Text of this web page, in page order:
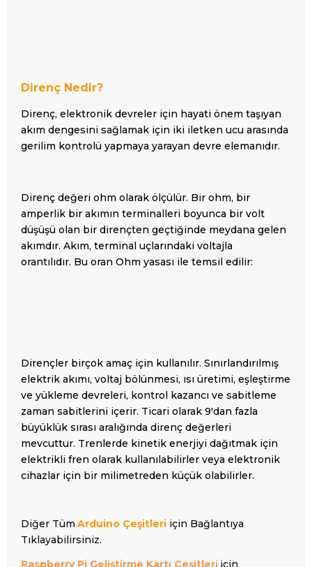
Direnç Nedir?
Direnç, elektronik devreler için hayati önem taşıyan
akım dengesini sağlamak için iki iletken ucu arasında
gerilim kontrolü yapmaya yarayan devre elemanıdır.
Direnç değeri ohm olarak ölçülür. Bir ohm, bir
amperlik bir akımın terminalleri boyunca bir volt
düşüşü olan bir dirençten geçtiğinde meydana gelen
akımdır. Akım, terminal uçlarındaki voltajla
orantılıdır. Bu oran Ohm yasası ile temsil edilir:
Dirençler birçok amaç için kullanılır. Sınırlandırılmış
elektrik akımı, voltaj bölünmesi, ısı üretimi, eşleştirme
ve yükleme devreleri, kontrol kazancı ve sabitleme
zaman sabitlerini içerir. Ticari olarak 9'dan fazla
büyüklük sırası aralığında direnç değerleri
mevcuttur. Trenlerde kinetik enerjiyi dağıtmak için
elektrikli fren olarak kullanılabilirler veya elektronik
cihazlar için bir milimetreden küçük olabilirler.
Diğer Tüm Arduino Çeşitleri için Bağlantıya
Tıklayabilirsiniz.
Raspberry Pi Geliştirme Kartı Çeşitleri için